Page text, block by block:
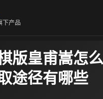
下产品
版皇甫嵩怎
途径有哪些